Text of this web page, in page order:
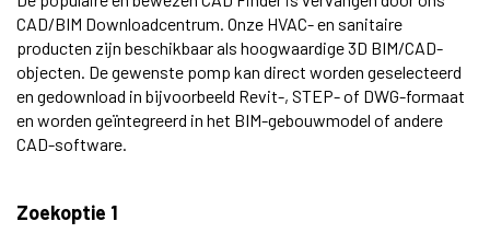
CAD/BIM Downloadcentrum. Onze HVAC- en sanitaire
producten zijn beschikbaar als hoogwaardige 3D BIM/CAD-
objecten. De gewenste pomp kan direct worden geselecteerd
en gedownload in bijvoorbeeld Revit-, STEP- of DWG-formaat
en worden geïntegreerd in het BIM-gebouwmodel of andere
CAD-software.
Zoekoptie 1